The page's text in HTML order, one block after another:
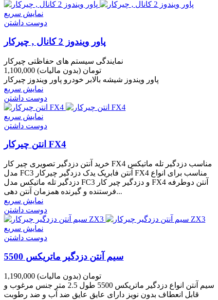
نمایش سریع
دوست داشتن
پاور ویندوز 2 کانال , چیرکار
نمایندگی سیستم های حفاظتی چیرکار
1,100,000 تومان (بدون مالیات)
پاور ویندوز شیشه بالابر خودرو پاور ویندوز چیرکار
نمایش سریع
دوست داشتن
نمایش سریع
دوست داشتن
انتن چیرکار FX4
خرید آنتن دزدگیر تصویری چیر کار FX4 مناسب دزدگیر تله ماتیکس
مدل FC3 آنتن فابریک یدک دزدگیر چیرکار FX4 مناسب برای انواع
دزدگیر تله ماتیکس مدل FC3 و دزدگیر چیر کار FX4 آنتن دوطرفه
فرستنده و گیرنده همزمان آنتن دهی...
نمایش سریع
دوست داشتن
نمایش سریع
دوست داشتن
سیم آنتن دزدگیر ماتریکس 5500
1,190,000 تومان (بدون مالیات)
سیم آنتن انواع دزدگیر ماتریکس 5500 طول 2.5 متر جنس مرغوب و
قابل انعطاف بدون نویز دارای عایق عایق ضد آب و ضد رطوبت